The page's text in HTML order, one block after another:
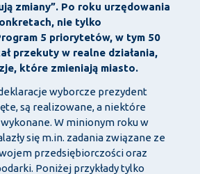
zmiany”. Po roku urzędowania
nie tylko
5 priorytetów, w tym 50
przekuty w realne działania,
które zmieniają miasto.
wyborcze prezydent
są realizowane, a niektóre
wykonane. W minionym roku w
się m.in. zadania związane ze
przedsiębiorczości oraz
Poniżej przykłady tylko